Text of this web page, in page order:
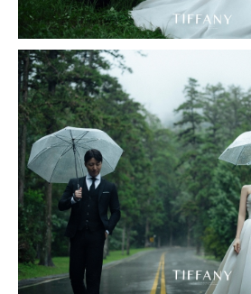
海外
撥打 CONTACT
諮詢 CONSULTATION
地址 ADDRESS